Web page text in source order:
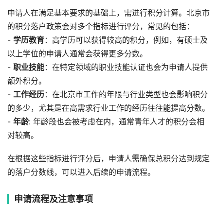
申请人在满足基本要求的基础上，需进行积分计算。北京市
的积分落户政策会对多个指标进行评分，常见的包括：
- 学历教育：高学历可以获得较高的积分，例如，有硕士及
以上学位的申请人通常会获得更多分数。
- 职业技能：在特定领域的职业技能认证也会为申请人提供
额外积分。
- 工作经历：在北京市工作的年限与行业类型也会影响积分
的多少，尤其是在高需求行业工作的经历往往能提高分数。
- 年龄: 年龄段也会被考虑在内，通常青年人才的积分会相
对较高。
在根据这些指标进行评分后，申请人需确保总积分达到规定
的落户分数线，可以进入后续的申请流程。
申请流程及注意事项